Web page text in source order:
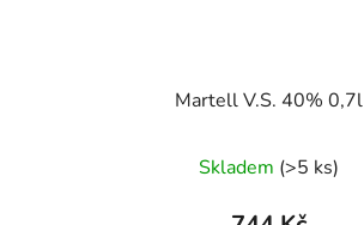
Martell V.S. 40% 0,7l
Skladem (>5 ks)